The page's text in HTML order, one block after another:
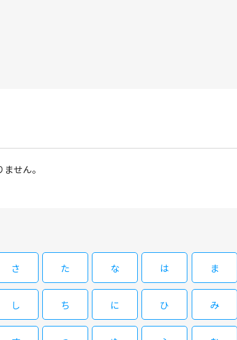
せん。
さ
し
た
ち
な
に
は
ひ
ま
み